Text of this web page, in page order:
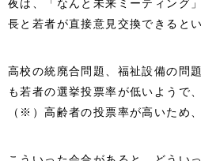
夜は、「なんと未来ミーティング
長と若者が直接意見交換できると
高校の統廃合問題、福祉設備の問
も若者の選挙投票率が低いようで
（※）高齢者の投票率が高いため